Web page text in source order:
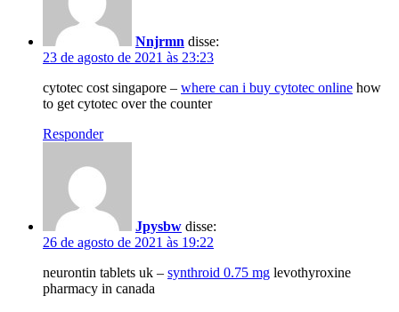
Nnjrmn disse:
23 de agosto de 2021 às 23:23
cytotec cost singapore – where can i buy cytotec online how
to get cytotec over the counter
Responder
Jpysbw disse:
26 de agosto de 2021 às 19:22
neurontin tablets uk – synthroid 0.75 mg levothyroxine
pharmacy in canada